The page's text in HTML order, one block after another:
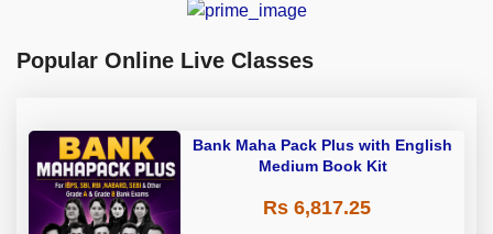
Popular Online Live Classes
Bank Maha Pack Plus with English
Medium Book Kit
Rs 6,817.25